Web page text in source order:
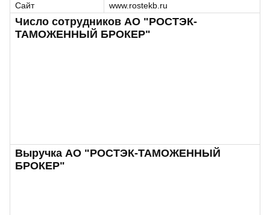
Сайт www.rostekb.ru
Число сотрудников АО "РОСТЭК-
ТАМОЖЕННЫЙ БРОКЕР"
Выручка АО "РОСТЭК-ТАМОЖЕННЫЙ
БРОКЕР"